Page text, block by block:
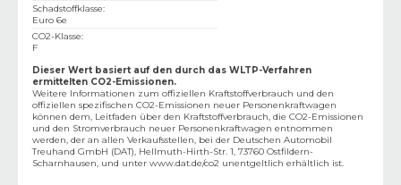
Schadstoffklasse:
Euro 6e
CO2-Klasse:
F
Dieser Wert basiert auf den durch das WLTP-Verfahren
ermittelten CO2-Emissionen.
Weitere Informationen zum offiziellen Kraftstoffverbrauch und den
offiziellen spezifischen CO2-Emissionen neuer Personenkraftwagen
können dem‚ Leitfaden über den Kraftstoffverbrauch, die CO2-Emissionen
und den Stromverbrauch neuer Personenkraftwagen entnommen
werden, der an allen Verkaufsstellen, bei der Deutschen Automobil
Treuhand GmbH (DAT), Hellmuth-Hirth-Str. 1, 73760 Ostfildern-
Scharnhausen, und unter www.dat.de/co2 unentgeltlich erhältlich ist.